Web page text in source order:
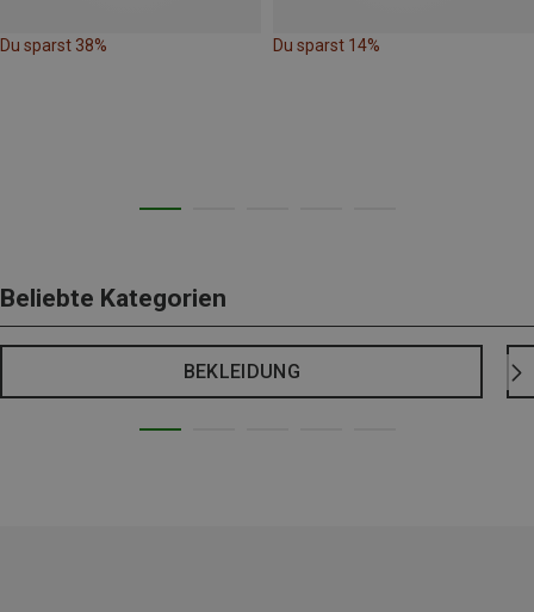
Du sparst 38% Du sparst 14%
Beliebte Kategorien
BEKLEIDUNG